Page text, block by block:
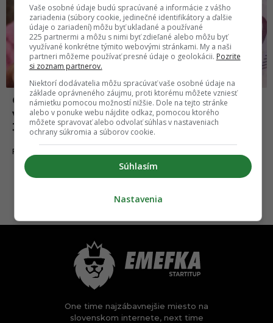
Chudobný rybár našiel vo svojom obede
vzácnu oranžovú perlu v hodnote takmer
300-tisíc eur
FAKTY A ZAUJÍMAVOSTI
One time najzábavnejšie miesto na
slovenskom internete, next time
Vaše osobné údaje budú spracúvané a informácie z vášho
zariadenia (súbory cookie, jedinečné identifikátory a ďalšie
údaje o zariadení) môžu byť ukladané a používané
225 partnermi a môžu s nimi byť zdieľané alebo môžu byť
využívané konkrétne týmito webovými stránkami. My a naši
partneri môžeme používať presné údaje o geolokácii. Pozrite
si zoznam partnerov.
Niektorí dodávatelia môžu spracúvať vaše osobné údaje na
základe oprávneného záujmu, proti ktorému môžete vzniesť
námietku pomocou možností nižšie. Dole na tejto stránke
alebo v ponuke webu nájdite odkaz, pomocou ktorého
môžete spravovať alebo odvolať súhlas v nastaveniach
ochrany súkromia a súborov cookie.
Súhlasím
Nastavenia